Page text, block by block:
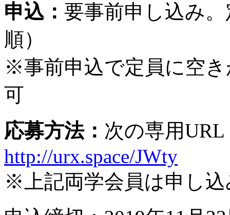
申込： 要事前申し込み
順）
※事前申込で定員に空
可
応募方法： 次の専用
http://urx.space/JWty
※上記両学会員は申し込